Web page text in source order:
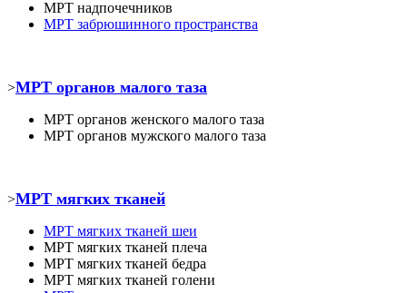
МРТ надпочечников
МРТ забрюшинного пространства
>МРТ органов малого таза
МРТ органов женского малого таза
МРТ органов мужского малого таза
>МРТ мягких тканей
МРТ мягких тканей шеи
МРТ мягких тканей плеча
МРТ мягких тканей бедра
МРТ мягких тканей голени